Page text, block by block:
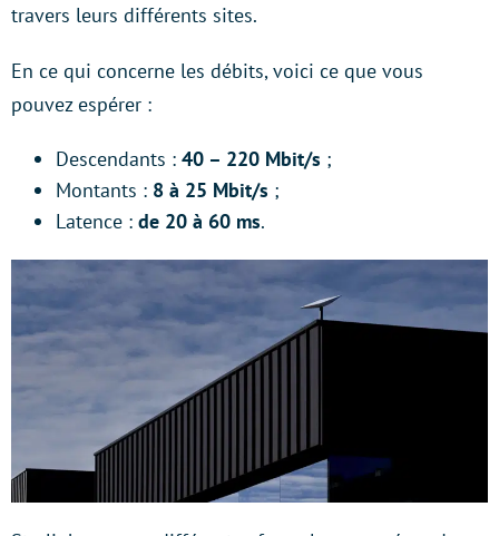
travers leurs différents sites.
En ce qui concerne les débits, voici ce que vous
pouvez espérer :
Descendants : 40 – 220 Mbit/s ;
Montants : 8 à 25 Mbit/s ;
Latence : de 20 à 60 ms.